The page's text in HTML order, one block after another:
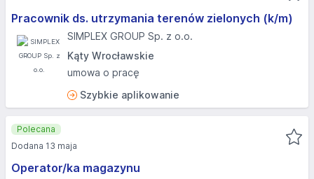
Pracownik ds. utrzymania terenów zielonych (k/m)
SIMPLEX GROUP Sp. z o.o.
Kąty Wrocławskie
umowa o pracę
Szybkie aplikowanie
Operator/ka magazynu
Polecana
Dodana 13 maja